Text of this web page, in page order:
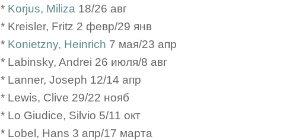
* Korjus, Miliza 18/26 авг
* Kreisler, Fritz 2 февр/29 янв
* Konietzny, Heinrich 7 мая/23 апр
* Labinsky, Andrei 26 июля/8 авг
* Lanner, Joseph 12/14 апр
* Lewis, Clive 29/22 нояб
* Lo Giudice, Silvio 5/11 окт
* Lobel, Hans 3 апр/17 марта